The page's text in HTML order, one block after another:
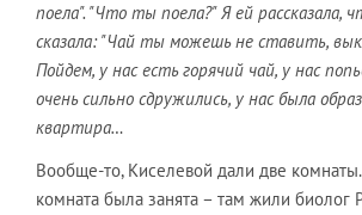
поела". "Что ты поела?" Я ей рассказала,
сказала: "Чай ты можешь не ставить,
Пойдем, у нас есть горячий чай, у нас
очень сильно сдружились, у нас была
квартира…
Вообще-то, Киселевой дали две
комната была занята – там жили